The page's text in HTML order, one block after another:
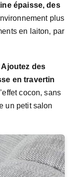
épaisse, des
plus
en laiton, par
Ajoutez des
en travertin
cocon, sans
un petit salon